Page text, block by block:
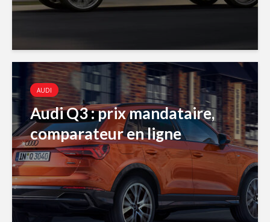
AUDI
Audi Q3 : prix mandataire,
comparateur en ligne